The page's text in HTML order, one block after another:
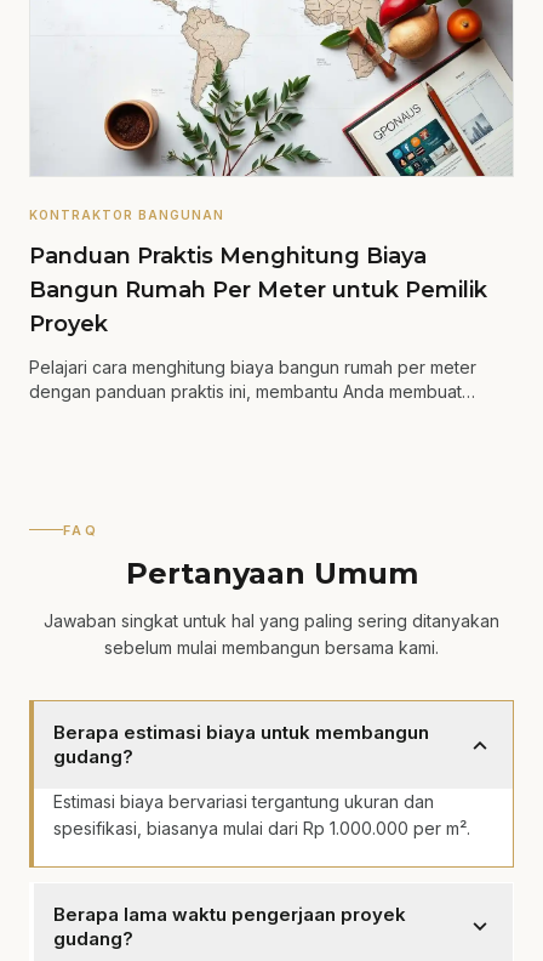
KONTRAKTOR BANGUNAN
Panduan Praktis Menghitung Biaya
Bangun Rumah Per Meter untuk Pemilik
Proyek
Pelajari cara menghitung biaya bangun rumah per meter
dengan panduan praktis ini, membantu Anda membuat
FAQ
Pertanyaan Umum
Jawaban singkat untuk hal yang paling sering ditanyakan
sebelum mulai membangun bersama kami.
Berapa estimasi biaya untuk membangun
gudang?
expand_more
Estimasi biaya bervariasi tergantung ukuran dan
spesifikasi, biasanya mulai dari Rp 1.000.000 per m².
Berapa lama waktu pengerjaan proyek
gudang?
expand_more